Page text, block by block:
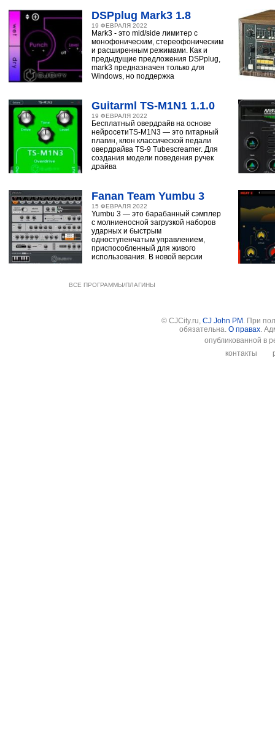
DSPplug Mark3 1.8
19 ФЕВРАЛЯ 2022
Mark3 - это mid/side лимитер с
монофоническим, стереофоническим
и расширенным режимами. Как и
предыдущие предложения DSPplug,
mark3 предназначен только для
Windows, но поддержка
Guitarml TS-M1N1 1.1.0
19 ФЕВРАЛЯ 2022
Бесплатный овердрайв на основе
нейросетиTS-M1N3 — это гитарный
плагин, клон классической педали
овердрайва TS-9 Tubescreamer. Для
создания модели поведения ручек
драйва
Fanan Team Yumbu 3
15 ФЕВРАЛЯ 2022
Yumbu 3 — это барабанный сэмплер
с молниеносной загрузкой наборов
ударных и быстрым
одноступенчатым управлением,
приспособленный для живого
использования. В новой версии
ВСЕ ПРОГРАММЫ/ПЛАГИНЫ
© CJCity.ru, CJ John PM . При
обязательна. О правах.
опубликованной в
контакты